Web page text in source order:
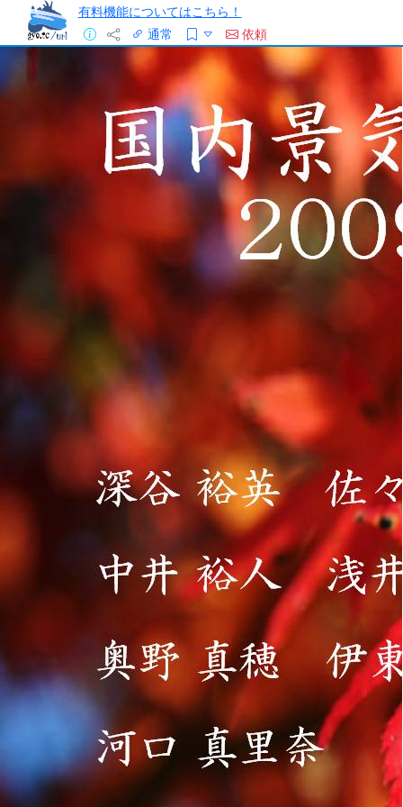
有料機能についてはこちら！
通常
依頼